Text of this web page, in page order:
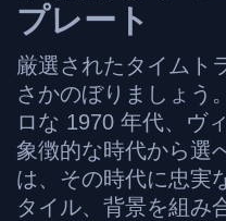
プレート
厳選されたタイムト
さかのぼりましょう
ロな 1970 年代、ヴ
象徴的な時代から選
は、その時代に忠実
タイル、背景を組み